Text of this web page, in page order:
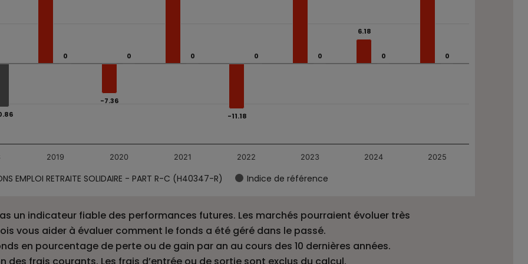
SIENNA ACTIONS EMPLOI RETRAITE SOLIDAIRE - PART R-C (H40347-R) au cours des 10 dernières années.
annuelles (%). Data ranges from -15.12 to 19.17.
-7.36
-7.36
-11.18
-11.18
6.18
6.18
0
0 0
0 0
0 0
0 0
0 0
0 0
0
SIENNA ACTIONS EMPLOI RETRAITE SOLIDAIRE - PART R-C (H40347-R) Indice de référence
2019 2020 2021 2022 2023 2024 2025
un indicateur fiable des performances futures. Les marchés pourraient évoluer très
vous aider à évaluer comment le fonds a été géré dans le passé.
en pourcentage de perte ou de gain par an au cours des 10 dernières années.